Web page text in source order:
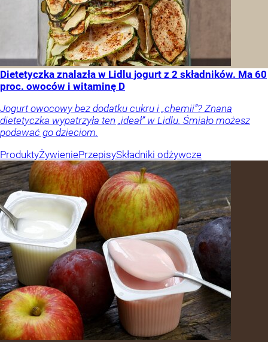
Dietetyczka znalazła w Lidlu jogurt z 2 składników. Ma 60
proc. owoców i witaminę D
Jogurt owocowy bez dodatku cukru i „chemii”? Znana
dietetyczka wypatrzyła ten „ideał” w Lidlu. Śmiało możesz
podawać go dzieciom.
ProduktyŻywieniePrzepisySkładniki odżywcze